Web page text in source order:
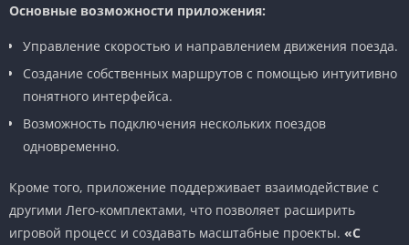
Основные возможности приложения:
Управление скоростью и направлением движения поезда.
Создание собственных маршрутов с помощью интуитивно
понятного интерфейса.
Возможность подключения нескольких поездов
одновременно.
Кроме того, приложение поддерживает взаимодействие с
другими Лего-комплектами, что позволяет расширить
игровой процесс и создавать масштабные проекты. «С